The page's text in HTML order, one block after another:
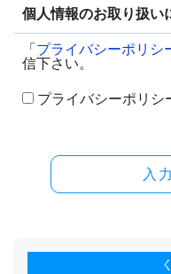
個人情報のお取り扱い
「 プライバシーポリシ
信下さい。
プライバシーポリシ
入